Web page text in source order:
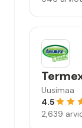
Uusimaa
4.5
2,639